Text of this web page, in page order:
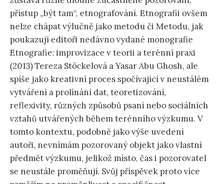
přístup „být tam“, etnografování. Etnografii ovšem
nelze chápat výlučně jako metodu či Metodu, jak
poukazují editoři nedávno vydané monografie
Etnografie: improvizace v teorii a terénní praxi
(2013) Tereza Stöckelová a Yasar Abu Ghosh, ale
spíše jako kreativní proces spočívající v neustálém
vytváření a prolínání dat, teoretizování,
reflexivity, různých způsobů psaní nebo sociálních
vztahů utvářených během terénního výzkumu. V
tomto kontextu, podobně jako výše uvedení
autoři, nevnímám pozorovaný objekt jako vlastní
předmět výzkumu, jelikož místo, čas i pozorovatel
se neustále proměňují. Svůj příspěvek proto více